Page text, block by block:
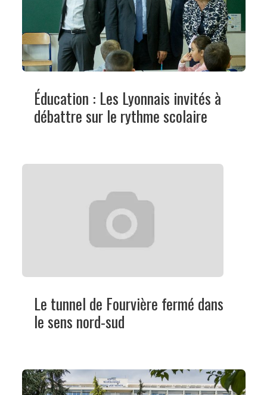
Éducation : Les Lyonnais invités à
débattre sur le rythme scolaire
Le tunnel de Fourvière fermé dans
le sens nord-sud